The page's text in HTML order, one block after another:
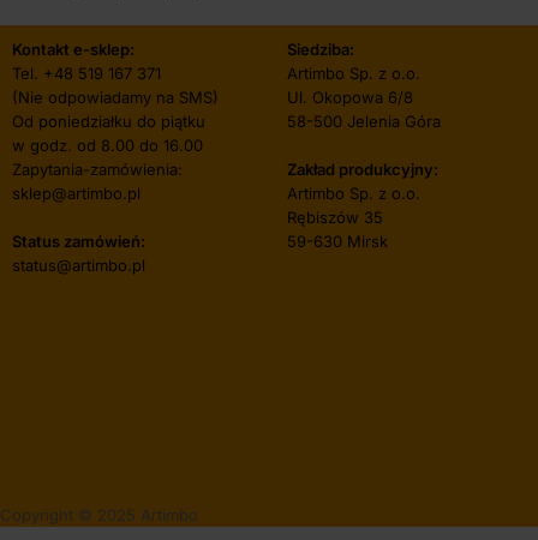
Kontakt e-sklep:
Tel. +48 519 167 371
(Nie odpowiadamy na SMS)
Od poniedziałku do piątku
w godz. od 8.00 do 16.00
Zapytania-zamówienia:
sklep@artimbo.pl
Status zamówień:
status@artimbo.pl
Siedziba:
Artimbo Sp. z o.o.
Ul. Okopowa 6/8
58-500 Jelenia Góra
Zakład produkcyjny:
Artimbo Sp. z o.o.
Rębiszów 35
59-630 Mirsk
Copyright © 2025 Artimbo